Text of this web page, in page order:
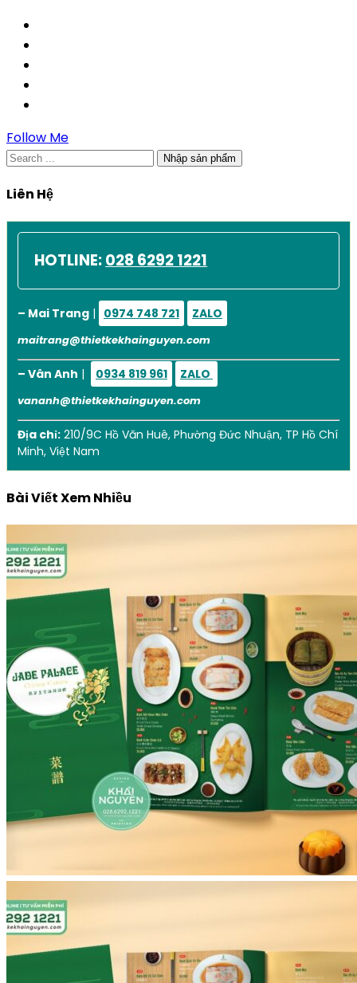
Follow Me
Nhập sản phẩm
Liên Hệ
HOTLINE:028 6292 1221
– Mai Trang| 0974 748 721 ZALO
maitrang@thietkekhainguyen.com
– Vân Anh | 0934 819 961 ZALO
vananh@thietkekhainguyen.com
Địa chỉ:210/9C Hồ Văn Huê, Phường Đức Nhuận, TP Hồ Chí
Minh, Việt Nam
Bài Viết Xem Nhiều